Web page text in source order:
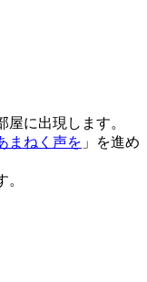
に出現します。
まねく声を 」を進め